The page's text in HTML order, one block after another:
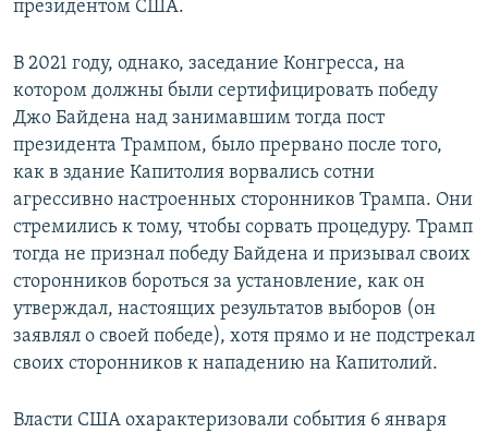
президентом США.
В 2021 году, однако, заседание Конгресса, на
котором должны были сертифицировать победу
Джо Байдена над занимавшим тогда пост
президента Трампом, было прервано после того,
как в здание Капитолия ворвались сотни
агрессивно настроенных сторонников Трампа. Они
стремились к тому, чтобы сорвать процедуру. Трамп
тогда не признал победу Байдена и призывал своих
сторонников бороться за установление, как он
утверждал, настоящих результатов выборов (он
заявлял о своей победе), хотя прямо и не подстрекал
своих сторонников к нападению на Капитолий.
Власти США охарактеризовали события 6 января